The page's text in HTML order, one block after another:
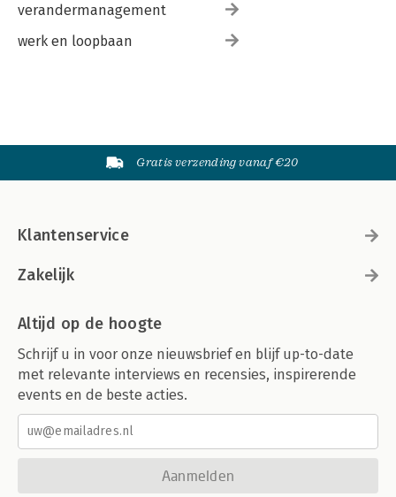
verandermanagement
werk en loopbaan
Gratis verzending vanaf €20
Klantenservice
Zakelijk
Altijd op de hoogte
Schrijf u in voor onze nieuwsbrief en blijf up-to-date
met relevante interviews en recensies, inspirerende
events en de beste acties.
Aanmelden